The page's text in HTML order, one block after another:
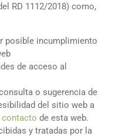
RD 1112/2018) como,
posible incumplimiento
de acceso al
o sugerencia de
del sitio web a
de esta web.
y tratadas por la